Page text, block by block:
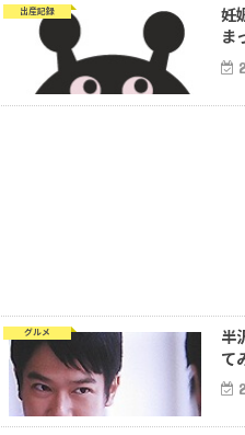
出産記録
妊
ま
グルメ
半
て